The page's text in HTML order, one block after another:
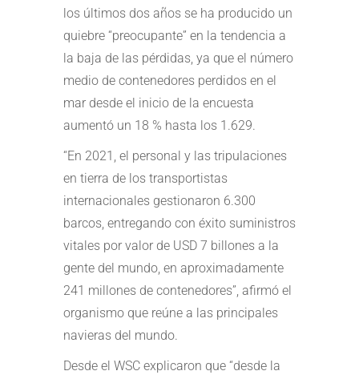
los últimos dos años se ha producido un
quiebre “preocupante” en la tendencia a
la baja de las pérdidas, ya que el número
medio de contenedores perdidos en el
mar desde el inicio de la encuesta
aumentó un 18 % hasta los 1.629.
“En 2021, el personal y las tripulaciones
en tierra de los transportistas
internacionales gestionaron 6.300
barcos, entregando con éxito suministros
vitales por valor de USD 7 billones a la
gente del mundo, en aproximadamente
241 millones de contenedores”, afirmó el
organismo que reúne a las principales
navieras del mundo.
Desde el WSC explicaron que “desde la